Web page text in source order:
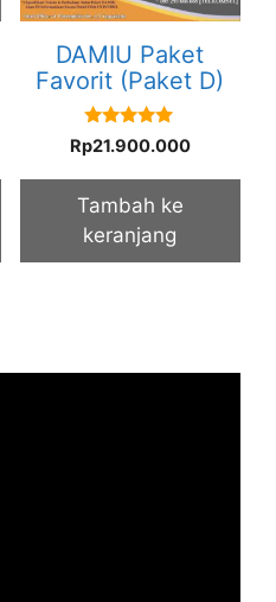
DAMIU Paket
Favorit (Paket D)
5.00
out of 5
Rp21.900.000
Tambah ke
keranjang